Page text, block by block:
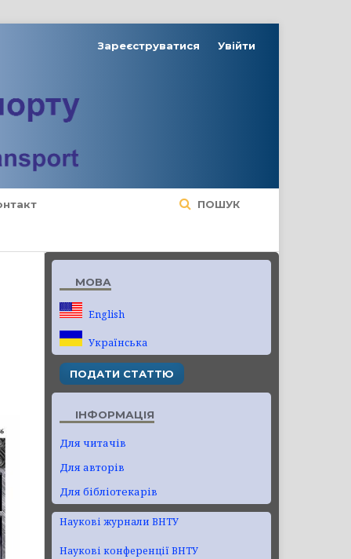
ПОШУК
Зареєструватися Увійти
МОВА
English
Українська
ПОДАТИ СТАТТЮ
ІНФОРМАЦІЯ
Для читачів
Для авторів
Для бібліотекарів
Наукові журнали ВНТУ
Наукові конференції ВНТУ